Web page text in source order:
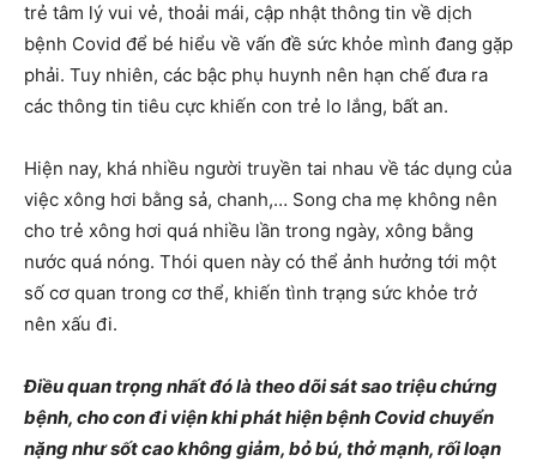
trẻ tâm lý vui vẻ, thoải mái, cập nhật thông tin về dịch
bệnh Covid để bé hiểu về vấn đề sức khỏe mình đang gặp
phải. Tuy nhiên, các bậc phụ huynh nên hạn chế đưa ra
các thông tin tiêu cực khiến con trẻ lo lắng, bất an.
Hiện nay, khá nhiều người truyền tai nhau về tác dụng của
việc xông hơi bằng sả, chanh,… Song cha mẹ không nên
cho trẻ xông hơi quá nhiều lần trong ngày, xông bằng
nước quá nóng. Thói quen này có thể ảnh hưởng tới một
số cơ quan trong cơ thể, khiến tình trạng sức khỏe trở
nên xấu đi.
Điều quan trọng nhất đó là theo dõi sát sao triệu chứng
bệnh, cho con đi viện khi phát hiện bệnh Covid chuyển
nặng như sốt cao không giảm, bỏ bú, thở mạnh, rối loạn